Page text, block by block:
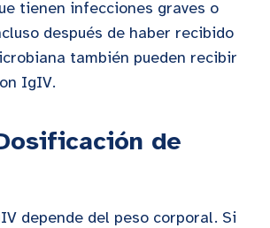
tienen infecciones graves o
después de haber recibido
también pueden recibir
IgIV.
de
depende del peso corporal. Si